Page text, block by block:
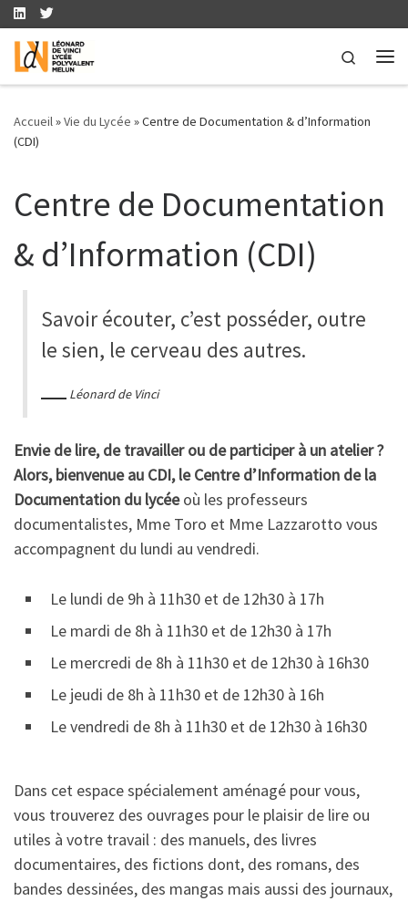
Skip to content
Search
Accueil»Vie du Lycée »Centre de Documentation & d’Information
(CDI)
Centre de Documentation
& d’Information (CDI)
Savoir écouter, c’est posséder, outre
le sien, le cerveau des autres.
Léonard de Vinci
Envie de lire, de travailler ou de participer à un atelier ?
Alors, bienvenue au CDI, le Centre d’Information de la
Documentation du lycéeoù les professeurs
documentalistes, Mme Toro et Mme Lazzarotto vous
accompagnent du lundi au vendredi.
Le lundi de 9h à 11h30 et de 12h30 à 17h
Le mardi de 8h à 11h30 et de 12h30 à 17h
Le mercredi de 8h à 11h30 et de 12h30 à 16h30
Le jeudi de 8h à 11h30 et de 12h30 à 16h
Le vendredi de 8h à 11h30 et de 12h30 à 16h30
Dans cet espace spécialement aménagé pour vous,
vous trouverez des ouvrages pour le plaisir de lire ou
utiles à votre travail : des manuels, des livres
documentaires, des fictions dont, des romans, des
bandes dessinées, des mangas mais aussi des journaux,